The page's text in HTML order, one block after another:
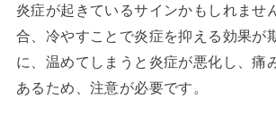
炎症が起きているサインかもしれませ
合、冷やすことで炎症を抑える効果が
に、温めてしまうと炎症が悪化し、痛
あるため、注意が必要です。